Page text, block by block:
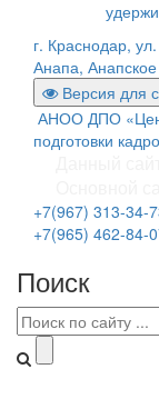
г. Краснодар,
Анапа,
Версия для
АНОО ДПО
подготовки
+7(967) 313-34-
+7(965) 462-84-
Поиск